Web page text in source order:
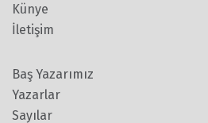
Künye
İletişim
Baş Yazarımız
Yazarlar
Sayılar